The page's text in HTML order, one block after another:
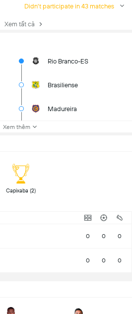
Didn't participate in 43 matches
Xem tất cả
Rio Branco-ES
Brasiliense
Madureira
Xem thêm
0 0 0
0 0 0